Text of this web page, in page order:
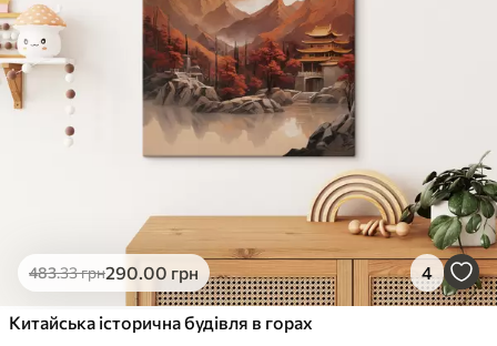
483.33грн290.00 грн 4
Китайська історична будівля в горах